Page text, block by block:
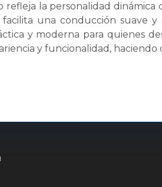
refleja la personalidad
una conducción suave
y moderna para quienes
y funcionalidad, haciendo